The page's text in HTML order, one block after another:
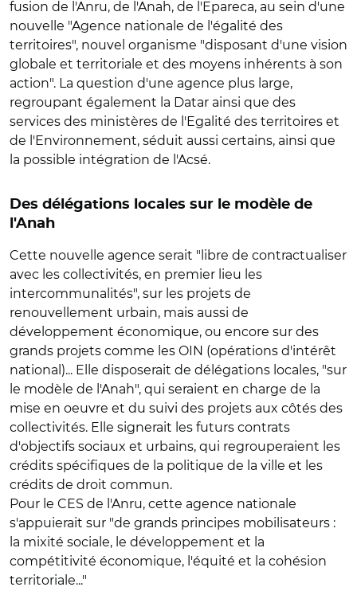
fusion de l'Anru, de l'Anah, de l'Epareca, au sein d'une
nouvelle "Agence nationale de l'égalité des
territoires", nouvel organisme "disposant d'une vision
globale et territoriale et des moyens inhérents à son
action". La question d'une agence plus large,
regroupant également la Datar ainsi que des
services des ministères de l'Egalité des territoires et
de l'Environnement, séduit aussi certains, ainsi que
la possible intégration de l'Acsé.
Des délégations locales sur le modèle de
l'Anah
Cette nouvelle agence serait "libre de contractualiser
avec les collectivités, en premier lieu les
intercommunalités", sur les projets de
renouvellement urbain, mais aussi de
développement économique, ou encore sur des
grands projets comme les OIN (opérations d'intérêt
national)... Elle disposerait de délégations locales, "sur
le modèle de l'Anah", qui seraient en charge de la
mise en oeuvre et du suivi des projets aux côtés des
collectivités. Elle signerait les futurs contrats
d'objectifs sociaux et urbains, qui regrouperaient les
crédits spécifiques de la politique de la ville et les
crédits de droit commun.
Pour le CES de l'Anru, cette agence nationale
s'appuierait sur "de grands principes mobilisateurs :
la mixité sociale, le développement et la
compétitivité économique, l'équité et la cohésion
territoriale..."